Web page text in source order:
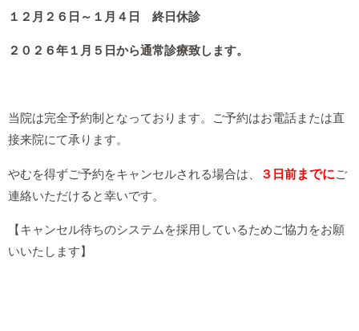
１２月２６日～１月４日 終日休診
２０２６年１月５日から通常診療致します。
当院は完全予約制となっております。ご予約はお電話または直
接来院にて承ります。
やむを得ずご予約をキャンセルされる場合は、 ３日前までにご
連絡いただけると幸いです。
【キャンセル待ちのシステムを採用しているためご協力をお願
いいたします】